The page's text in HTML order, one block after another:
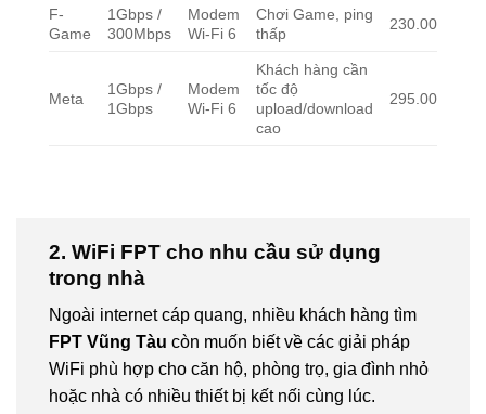
F-
Game
1Gbps /
300Mbps
Modem
Wi-Fi 6
Chơi Game, ping
thấp
230.000đ/
Meta
1Gbps /
1Gbps
Modem
Wi-Fi 6
Khách hàng cần
tốc độ
upload/download
cao
295.000đ/
2. WiFi FPT cho nhu cầu sử dụng
trong nhà
Ngoài internet cáp quang, nhiều khách hàng tìm
FPT Vũng Tàu còn muốn biết về các giải pháp
WiFi phù hợp cho căn hộ, phòng trọ, gia đình nhỏ
hoặc nhà có nhiều thiết bị kết nối cùng lúc.